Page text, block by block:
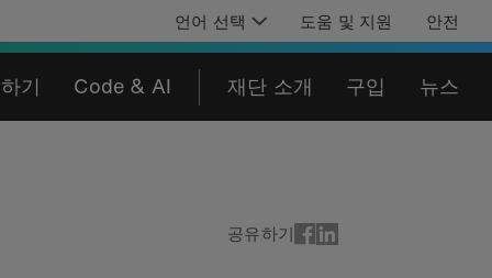
언어 선택 도움 및 지원 안전
기 Code & AI 재단 소개 구입 뉴스
공유하기